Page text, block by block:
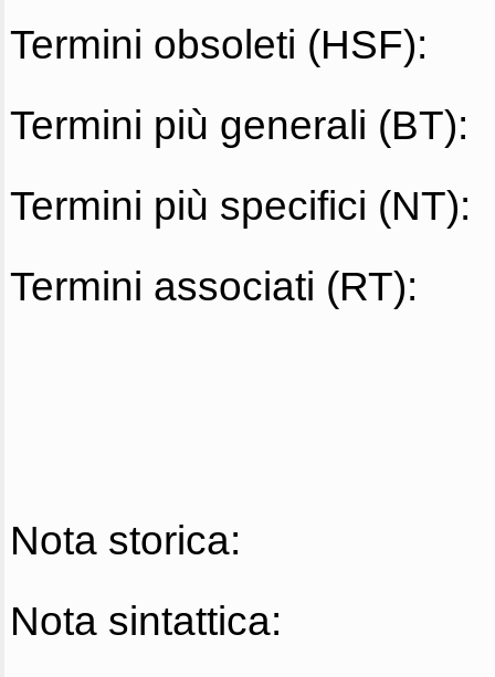
Termini obsoleti (HSF):
Termini più generali (BT):
Termini più specifici (NT):
Termini associati (RT):
Nota storica:
Nota sintattica: